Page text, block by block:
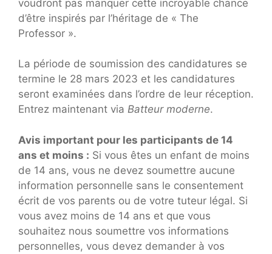
voudront pas manquer cette incroyable chance
d’être inspirés par l’héritage de « The
Professor ».
La période de soumission des candidatures se
termine le 28 mars 2023 et les candidatures
seront examinées dans l’ordre de leur réception.
Entrez maintenant via Batteur moderne.
Avis important pour les participants de 14
ans et moins : Si vous êtes un enfant de moins
de 14 ans, vous ne devez soumettre aucune
information personnelle sans le consentement
écrit de vos parents ou de votre tuteur légal. Si
vous avez moins de 14 ans et que vous
souhaitez nous soumettre vos informations
personnelles, vous devez demander à vos